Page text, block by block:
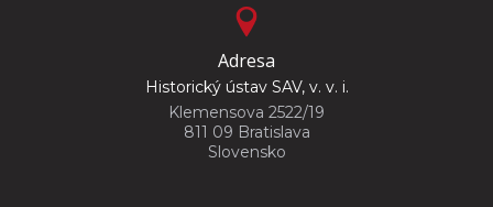
Adresa
Historický ústav SAV, v. v. i.
Klemensova 2522/19
811 09 Bratislava
Slovensko